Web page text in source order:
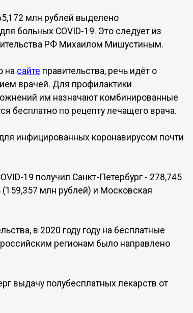
млн рублей выделено
больных COVID-19. Это следует из
РФ Михаилом Мишустиным.
на сайте правительства, речь идёт о
врачей. Для профилактики
им назначают комбинированные
бесплатно по рецепту лечащего врача.
инфицированных коронавирусом почти
19 получил Санкт-Петербург - 278,745
млн рублей) и Московская
в 2020 году году на бесплатные
регионам было направлено
выдачу полубесплатных лекарств от